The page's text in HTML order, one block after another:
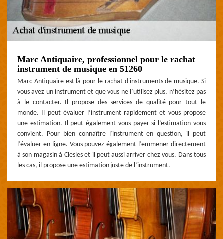
Marc Antiquaire, professionnel pour le rachat
instrument de musique en 51260
Marc Antiquaire est là pour le rachat d'instruments de musique. Si
vous avez un instrument et que vous ne l’utilisez plus, n’hésitez pas
à le contacter. Il propose des services de qualité pour tout le
monde. Il peut évaluer l’instrument rapidement et vous propose
une estimation. Il peut également vous payer si l’estimation vous
convient. Pour bien connaître l’instrument en question, il peut
l’évaluer en ligne. Vous pouvez également l’emmener directement
à son magasin à Clesles et il peut aussi arriver chez vous. Dans tous
les cas, il propose une estimation juste de l’instrument.